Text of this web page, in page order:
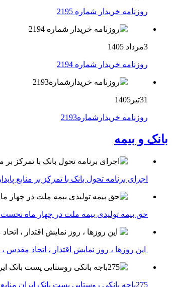
روزنامه خریدار شماره 2195
3مرداد 1405
روزنامه خریدار شماره 2194
31تیر1405
روزنامه خریدارشماره2193
بانک و بیمه
اجرای برنامه تحول بانک با تمرکز بر منابع
حق بیمه تولیدی بیمه ملت در چهار ماه نخست امسال از
این روزها ، روز نمایش اقتدار ، اتحاد
275باجه بانکی روستایی پست بانک ایران منابع خود را به بیش از ۱۰۰ میلیارد ریال افزایش دادند